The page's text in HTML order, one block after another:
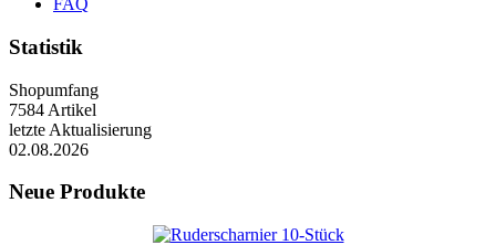
FAQ
Statistik
Shopumfang
7584 Artikel
letzte Aktualisierung
02.08.2026
Neue Produkte